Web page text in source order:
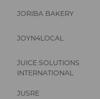
JORIBA BAKERY
JOYN4LOCAL
JUICE SOLUTIONS
INTERNATIONAL
JUSRE